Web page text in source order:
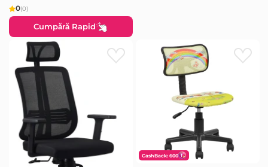
0(0)
Cumpără Rapid
CashBack: 600